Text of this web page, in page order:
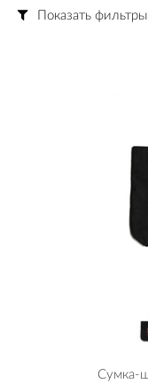
Показать фильтры
Сумка-